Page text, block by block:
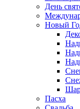
День
Новый
Пасха